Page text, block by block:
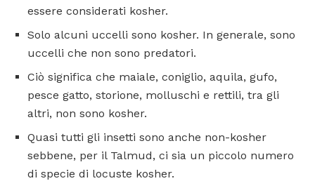
essere considerati kosher.
Solo alcuni uccelli sono kosher. In generale, sono
uccelli che non sono predatori.
Ciò significa che maiale, coniglio, aquila, gufo,
pesce gatto, storione, molluschi e rettili, tra gli
altri, non sono kosher.
Quasi tutti gli insetti sono anche non-kosher
sebbene, per il Talmud, ci sia un piccolo numero
di specie di locuste kosher.